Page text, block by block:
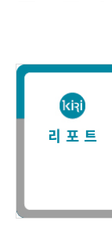
글로벌 이슈
리포트 모음집(
해외학술연구
금융보험해설(
KIRI 고령화리뷰